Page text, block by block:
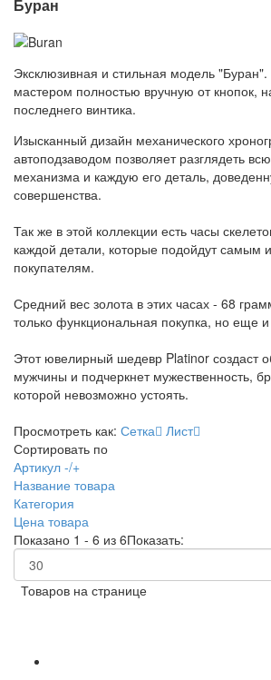
Буран
Эксклюзивная и стильная модель
мастером полностью вручную от кнопок,
последнего винтика.
Изысканный дизайн механического
автоподзаводом позволяет разглядеть
механизма и каждую его деталь,
совершенства.
Так же в этой коллекции есть часы
каждой детали, которые подойдут самым
покупателям.
Средний вес золота в этих часах - 68
только функциональная покупка, но еще
Этот ювелирный шедевр Platinor создаст
мужчины и подчеркнет мужественность,
которой невозможно устоять.
Просмотреть как: Сетка
Лист
Сортировать по
Артикул -/+
Название товара
Категория
Цена товара
Показано 1 - 6 из 6Показать:
Товаров на странице